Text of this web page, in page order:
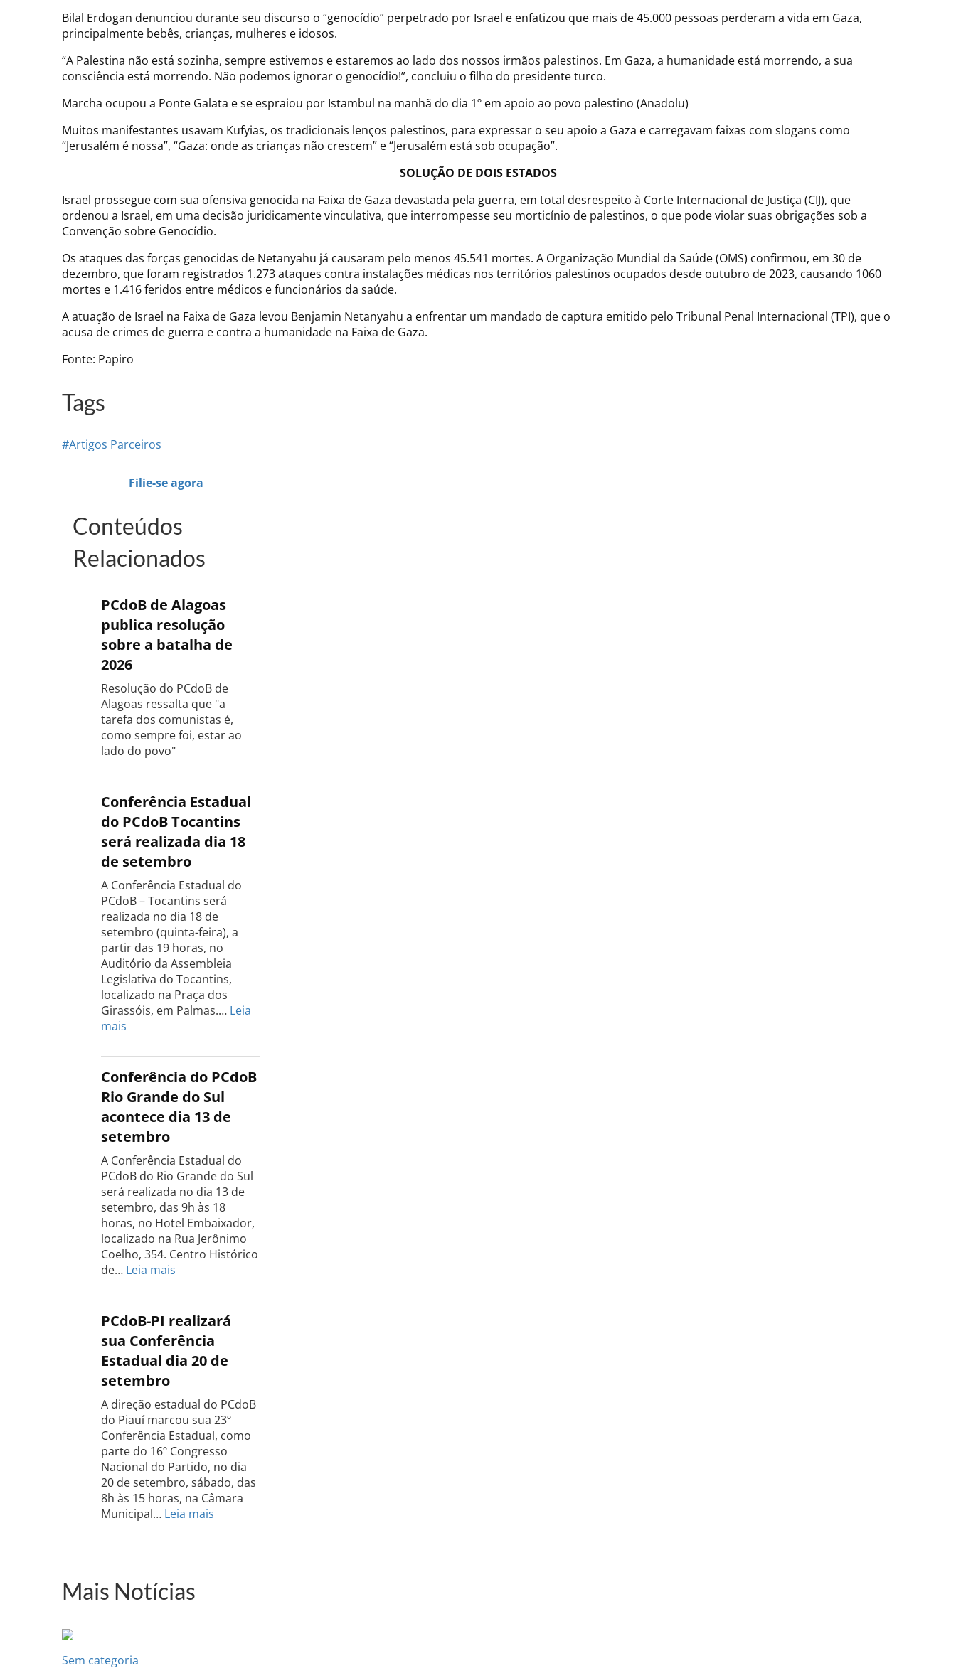
Bilal Erdogan denunciou durante seu discurso o “genocídio” perpetrado por Israel e enfatizou que mais de 45.000 pessoas perderam a vida em Gaza,
principalmente bebês, crianças, mulheres e idosos.
“A Palestina não está sozinha, sempre estivemos e estaremos ao lado dos nossos irmãos palestinos. Em Gaza, a humanidade está morrendo, a sua
consciência está morrendo. Não podemos ignorar o genocídio!”, concluiu o filho do presidente turco.
Marcha ocupou a Ponte Galata e se espraiou por Istambul na manhã do dia 1º em apoio ao povo palestino (Anadolu)
Muitos manifestantes usavam Kufyias, os tradicionais lenços palestinos, para expressar o seu apoio a Gaza e carregavam faixas com slogans como
“Jerusalém é nossa”, “Gaza: onde as crianças não crescem” e “Jerusalém está sob ocupação”.
SOLUÇÃO DE DOIS ESTADOS
Israel prossegue com sua ofensiva genocida na Faixa de Gaza devastada pela guerra, em total desrespeito à Corte Internacional de Justiça (CIJ), que
ordenou a Israel, em uma decisão juridicamente vinculativa, que interrompesse seu morticínio de palestinos, o que pode violar suas obrigações sob a
Convenção sobre Genocídio.
Os ataques das forças genocidas de Netanyahu já causaram pelo menos 45.541 mortes. A Organização Mundial da Saúde (OMS) confirmou, em 30 de
dezembro, que foram registrados 1.273 ataques contra instalações médicas nos territórios palestinos ocupados desde outubro de 2023, causando 1060
mortes e 1.416 feridos entre médicos e funcionários da saúde.
A atuação de Israel na Faixa de Gaza levou Benjamin Netanyahu a enfrentar um mandado de captura emitido pelo Tribunal Penal Internacional (TPI), que o
acusa de crimes de guerra e contra a humanidade na Faixa de Gaza.
Fonte: Papiro
Tags
#Artigos Parceiros
Filie-se agora
Conteúdos
Relacionados
PCdoB de Alagoas
publica resolução
sobre a batalha de
2026
Resolução do PCdoB de
Alagoas ressalta que "a
tarefa dos comunistas é,
como sempre foi, estar ao
lado do povo"
Conferência Estadual
do PCdoB Tocantins
será realizada dia 18
de setembro
A Conferência Estadual do
PCdoB – Tocantins será
realizada no dia 18 de
setembro (quinta-feira), a
partir das 19 horas, no
Auditório da Assembleia
Legislativa do Tocantins,
localizado na Praça dos
Girassóis, em Palmas.… Leia
mais
Estadual
do
Tocantins
será
realizada
18
de
setembro
Conferência do PCdoB
Rio Grande do Sul
acontece dia 13 de
setembro
A Conferência Estadual do
PCdoB do Rio Grande do Sul
será realizada no dia 13 de
setembro, das 9h às 18
horas, no Hotel Embaixador,
localizado na Rua Jerônimo
Coelho, 354. Centro Histórico
de… Leia mais
do
PCdoB
Rio
Grande
do
dia
13
de
setembro
PCdoB-PI realizará
sua Conferência
Estadual dia 20 de
setembro
A direção estadual do PCdoB
do Piauí marcou sua 23º
Conferência Estadual, como
parte do 16º Congresso
Nacional do Partido, no dia
20 de setembro, sábado, das
8h às 15 horas, na Câmara
Municipal… Leia mais
PI
Mais Notícias
Sem categoria